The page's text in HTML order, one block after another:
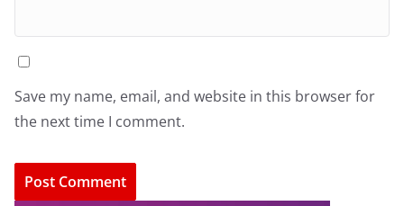
Save my name, email, and website in this browser for
the next time I comment.